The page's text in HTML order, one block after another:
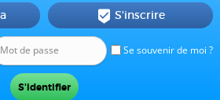
Se souvenir de moi ?
 S'inscrire